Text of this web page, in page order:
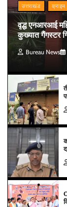
उत्तराखंड क्राइम
वृद्ध एनआरआई
कुख्यात गैंगस्टर
Bureau News